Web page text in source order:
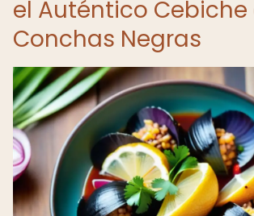
el Auténtico Cebiche
Conchas Negras